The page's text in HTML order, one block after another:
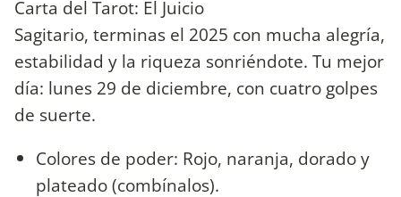
Carta del Tarot: El Juicio
Sagitario, terminas el 2025 con mucha alegría,
estabilidad y la riqueza sonriéndote. Tu mejor
día: lunes 29 de diciembre, con cuatro golpes
de suerte.
Colores de poder: Rojo, naranja, dorado y
plateado (combínalos).